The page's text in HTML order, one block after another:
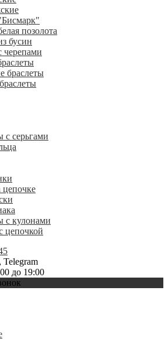
позолота
бусин
черепами
браслеты
с серьгами
с кулонами
цепочкой
Telegram
до 19:00